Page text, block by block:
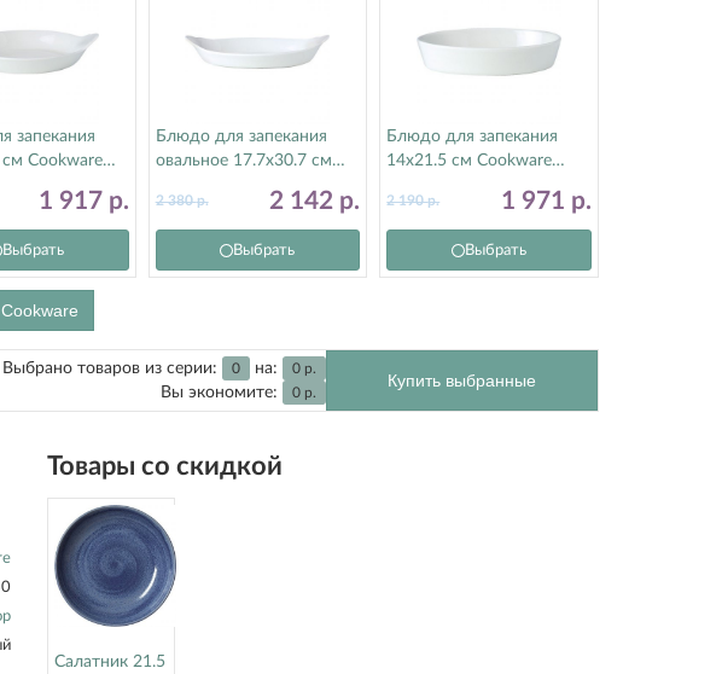
запекания
Cookware
1 917 р.
Выбрать
Блюдо для запекания
овальное 17.7х30.7 см
(Стилайт) 11010320
2 142 р.
2 380р.
Выбрать
Блюдо для запекания
14х21.5 см Cookware
11010327
1 971 р.
2 190р.
Выбрать
Выбрано товаров из серии: 0 на: 0 р.
Вы экономите: 0 р.
Купить выбранные
Товары со скидкой
Салатник 21.5